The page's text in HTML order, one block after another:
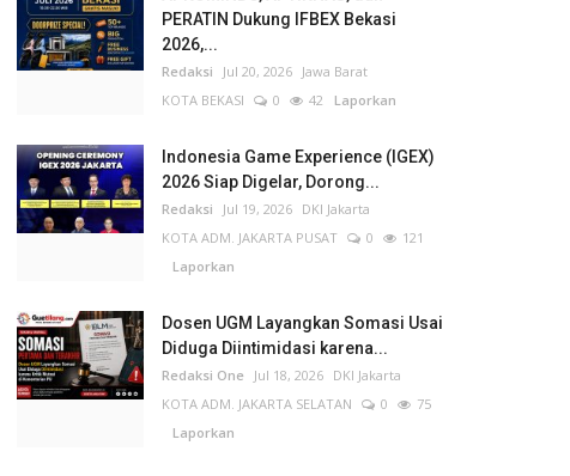
PERATIN Dukung IFBEX Bekasi
2026,...
Redaksi Jul 20, 2026 Jawa Barat
KOTA BEKASI
0 42 Laporkan
Indonesia Game Experience (IGEX)
2026 Siap Digelar, Dorong...
Redaksi Jul 19, 2026 DKI Jakarta
KOTA ADM. JAKARTA PUSAT
0
121
Laporkan
Dosen UGM Layangkan Somasi Usai
Diduga Diintimidasi karena...
Redaksi One Jul 18, 2026 DKI Jakarta
KOTA ADM. JAKARTA SELATAN
0
75
Laporkan